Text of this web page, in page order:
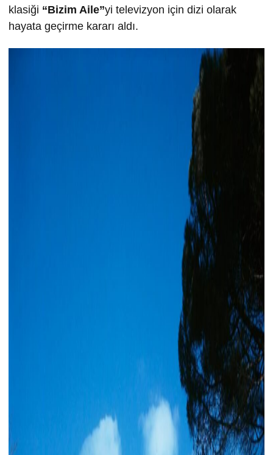
klasiği “Bizim Aile”yi televizyon için dizi olarak
hayata geçirme kararı aldı.